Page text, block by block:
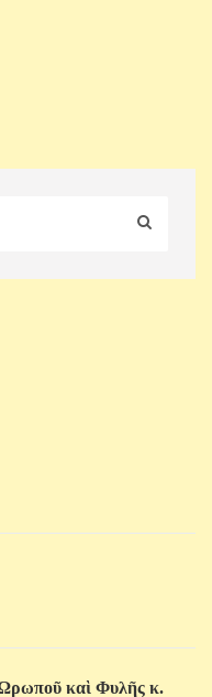
καὶ Φυλῆς κ.